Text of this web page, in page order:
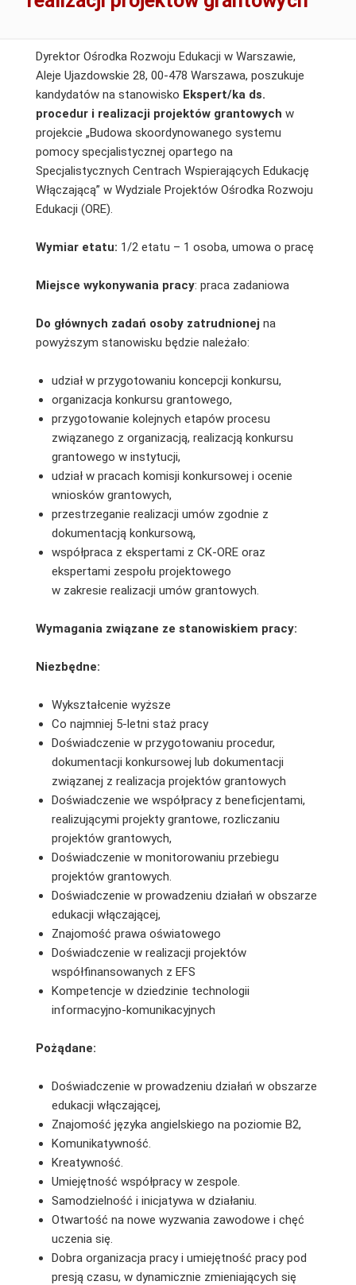
Dyrektor Ośrodka Rozwoju Edukacji w Warszawie,
Aleje Ujazdowskie 28, 00-478 Warszawa, poszukuje
kandydatów na stanowisko Ekspert/ka ds.
procedur i realizacji projektów grantowych w
projekcie „Budowa skoordynowanego systemu
pomocy specjalistycznej opartego na
Specjalistycznych Centrach Wspierających Edukację
Włączającą” w Wydziale Projektów Ośrodka Rozwoju
Edukacji (ORE).
Wymiar etatu: 1/2 etatu – 1 osoba, umowa o pracę
Miejsce wykonywania pracy: praca zadaniowa
Do głównych zadań osoby zatrudnionej na
powyższym stanowisku będzie należało:
udział w przygotowaniu koncepcji konkursu,
organizacja konkursu grantowego,
przygotowanie kolejnych etapów procesu
związanego z organizacją, realizacją konkursu
grantowego w instytucji,
udział w pracach komisji konkursowej i ocenie
wniosków grantowych,
przestrzeganie realizacji umów zgodnie z
dokumentacją konkursową,
współpraca z ekspertami z CK-ORE oraz
ekspertami zespołu projektowego
w zakresie realizacji umów grantowych.
Wymagania związane ze stanowiskiem pracy:
Niezbędne:
Wykształcenie wyższe
Co najmniej 5-letni staż pracy
Doświadczenie w przygotowaniu procedur,
dokumentacji konkursowej lub dokumentacji
związanej z realizacja projektów grantowych
Doświadczenie we współpracy z beneficjentami,
realizującymi projekty grantowe, rozliczaniu
projektów grantowych,
Doświadczenie w monitorowaniu przebiegu
projektów grantowych.
Doświadczenie w prowadzeniu działań w obszarze
edukacji włączającej,
Znajomość prawa oświatowego
Doświadczenie w realizacji projektów
współfinansowanych z EFS
Kompetencje w dziedzinie technologii
informacyjno-komunikacyjnych
Pożądane:
Doświadczenie w prowadzeniu działań w obszarze
edukacji włączającej,
Znajomość języka angielskiego na poziomie B2,
Komunikatywność.
Kreatywność.
Umiejętność współpracy w zespole.
Samodzielność i inicjatywa w działaniu.
Otwartość na nowe wyzwania zawodowe i chęć
uczenia się.
Dobra organizacja pracy i umiejętność pracy pod
presją czasu, w dynamicznie zmieniających się